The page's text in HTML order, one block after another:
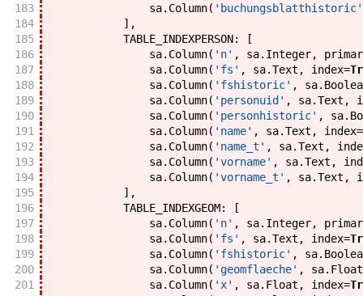
183 sa. Column( 'buchungsblatthistoric'
184
] ,
185
TABLE_INDEXPERSON:
[
186
sa. Column( 'n' , sa. Integer,
187
sa. Column( 'fs' , sa.Text , index=
188
sa. Column( 'fshistoric' , sa.
189
sa. Column( 'personuid' , sa.Text ,
190
sa. Column( 'personhistoric' , sa.
191
sa. Column( 'name' , sa.Text , index=
192
sa. Column( 'name_t' , sa.Text ,
193
sa. Column( 'vorname' , sa.Text ,
194
sa. Column( 'vorname_t' , sa.Text ,
195
] ,
196
TABLE_INDEXGEOM:
[
197
sa. Column( 'n' , sa. Integer,
198
sa. Column( 'fs' , sa.Text , index=
199
sa. Column( 'fshistoric' , sa.
200
sa. Column( 'geomflaeche' , sa. Float
201
sa. Column( 'x' , sa. Float , index=